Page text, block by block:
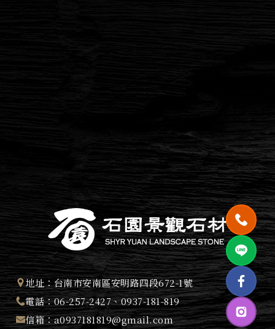
地址：台南市安南區安明路四段672-1號
電話：06-257-2427、0937-181-819
信箱：a0937181819@gmail.com